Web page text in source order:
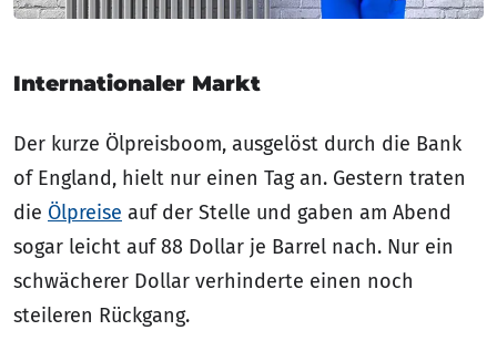
Internationaler Markt
Der kurze Ölpreisboom, ausgelöst durch die Bank
of England, hielt nur einen Tag an. Gestern traten
die Ölpreise auf der Stelle und gaben am Abend
sogar leicht auf 88 Dollar je Barrel nach. Nur ein
schwächerer Dollar verhinderte einen noch
steileren Rückgang.